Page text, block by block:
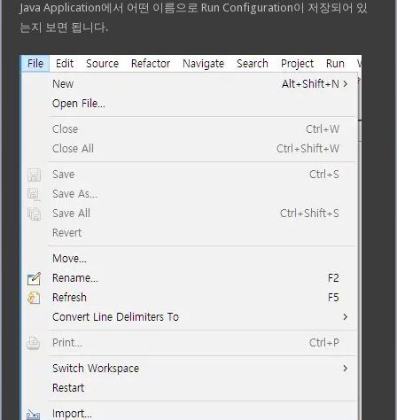
Java Application에서 어떤 이름으로 Run Configuration이 저장되어 있
는지 보면 됩니다.